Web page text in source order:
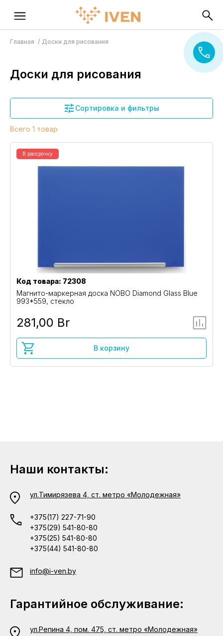
Главная Доски для рисования
Доски для рисования
Сортировка и фильтры
Всего 1 товар
В рассрочку
Код товара: 72308
Магнито-маркерная доска NOBO Diamond Glass Blue
993*559, стекло
281,00 Br
В корзину
Наши контакты:
ул.Тимирязева 4, ст. метро «Молодежная»
+375(17) 227-71-90
+375(29) 541-80-80
+375(25) 541-80-80
+375(44) 541-80-80
info@i-ven.by
Гарантийное обслуживание:
ул.Репина 4, пом. 475, ст. метро «Молодежная»